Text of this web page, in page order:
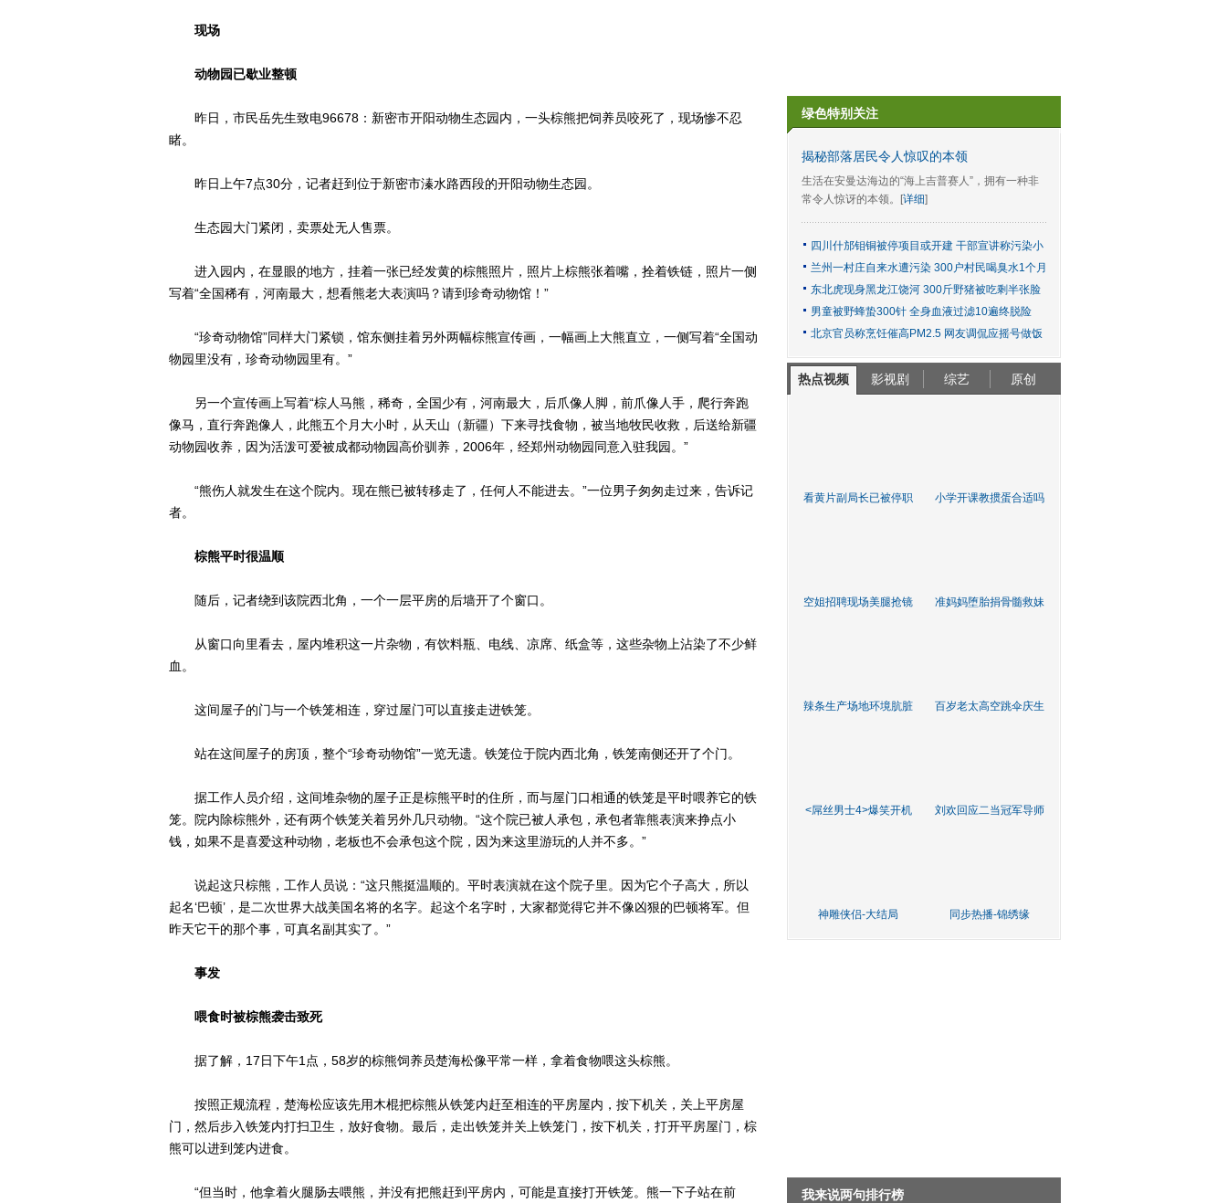
现场
动物园已歇业整顿
昨日，市民岳先生致电96678：新密市开阳动物生态园内，一头棕熊把饲养员咬死了，现场惨不忍
睹。
昨日上午7点30分，记者赶到位于新密市溱水路西段的开阳动物生态园。
生态园大门紧闭，卖票处无人售票。
进入园内，在显眼的地方，挂着一张已经发黄的棕熊照片，照片上棕熊张着嘴，拴着铁链，照片一侧
写着“全国稀有，河南最大，想看熊老大表演吗？请到珍奇动物馆！”
“珍奇动物馆”同样大门紧锁，馆东侧挂着另外两幅棕熊宣传画，一幅画上大熊直立，一侧写着“全国动
物园里没有，珍奇动物园里有。”
另一个宣传画上写着“棕人马熊，稀奇，全国少有，河南最大，后爪像人脚，前爪像人手，爬行奔跑
像马，直行奔跑像人，此熊五个月大小时，从天山（新疆）下来寻找食物，被当地牧民收救，后送给新疆
动物园收养，因为活泼可爱被成都动物园高价驯养，2006年，经郑州动物园同意入驻我园。”
“熊伤人就发生在这个院内。现在熊已被转移走了，任何人不能进去。”一位男子匆匆走过来，告诉记
者。
棕熊平时很温顺
随后，记者绕到该院西北角，一个一层平房的后墙开了个窗口。
从窗口向里看去，屋内堆积这一片杂物，有饮料瓶、电线、凉席、纸盒等，这些杂物上沾染了不少鲜
血。
这间屋子的门与一个铁笼相连，穿过屋门可以直接走进铁笼。
站在这间屋子的房顶，整个“珍奇动物馆”一览无遗。铁笼位于院内西北角，铁笼南侧还开了个门。
据工作人员介绍，这间堆杂物的屋子正是棕熊平时的住所，而与屋门口相通的铁笼是平时喂养它的铁
笼。院内除棕熊外，还有两个铁笼关着另外几只动物。“这个院已被人承包，承包者靠熊表演来挣点小
钱，如果不是喜爱这种动物，老板也不会承包这个院，因为来这里游玩的人并不多。”
说起这只棕熊，工作人员说：“这只熊挺温顺的。平时表演就在这个院子里。因为它个子高大，所以
起名‘巴顿’，是二次世界大战美国名将的名字。起这个名字时，大家都觉得它并不像凶狠的巴顿将军。但
昨天它干的那个事，可真名副其实了。”
事发
喂食时被棕熊袭击致死
据了解，17日下午1点，58岁的棕熊饲养员楚海松像平常一样，拿着食物喂这头棕熊。
按照正规流程，楚海松应该先用木棍把棕熊从铁笼内赶至相连的平房屋内，按下机关，关上平房屋
门，然后步入铁笼内打扫卫生，放好食物。最后，走出铁笼并关上铁笼门，按下机关，打开平房屋门，棕
熊可以进到笼内进食。
“但当时，他拿着火腿肠去喂熊，并没有把熊赶到平房内，可能是直接打开铁笼。熊一下子站在前
绿色特别关注
揭秘部落居民令人惊叹的本领
生活在安曼达海边的“海上吉普赛人”，拥有一种非
常令人惊讶的本领。[详细]
四川什邡钼铜被停项目或开建 干部宣讲称污染小
兰州一村庄自来水遭污染 300户村民喝臭水1个月
东北虎现身黑龙江饶河 300斤野猪被吃剩半张脸
男童被野蜂蛰300针 全身血液过滤10遍终脱险
北京官员称烹饪催高PM2.5 网友调侃应摇号做饭
热点视频 影视剧 综艺 原创
看黄片副局长已被停职 小学开课教掼蛋合适吗
空姐招聘现场美腿抢镜 准妈妈堕胎捐骨髓救妹
辣条生产场地环境肮脏 百岁老太高空跳伞庆生
<屌丝男士4>爆笑开机 刘欢回应二当冠军导师
神雕侠侣-大结局 同步热播-锦绣缘
我来说两句排行榜